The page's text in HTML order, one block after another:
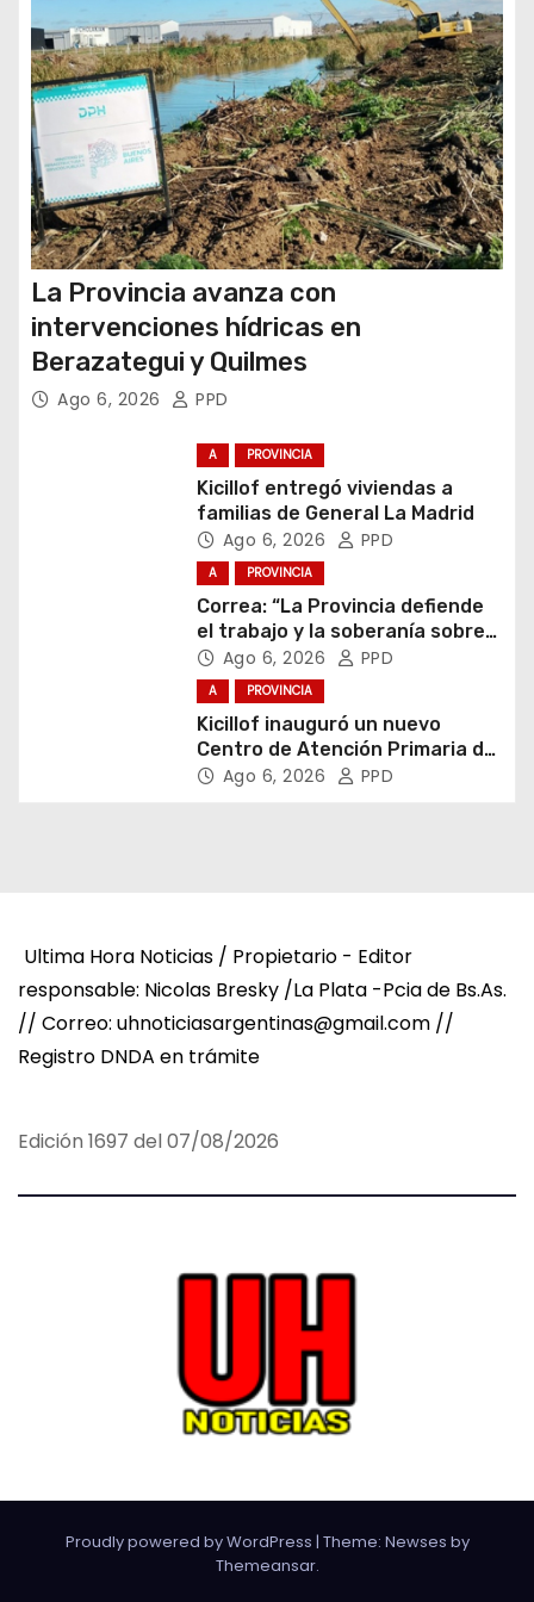
d
a
s
La Provincia avanza con
intervenciones hídricas en
Berazategui y Quilmes
Ago 6, 2026 PPD
A PROVINCIA
Kicillof entregó viviendas a
familias de General La Madrid
Ago 6, 2026 PPD
A PROVINCIA
Correa: “La Provincia defiende
el trabajo y la soberanía sobre
puertos y ríos”
Ago 6, 2026 PPD
A PROVINCIA
Kicillof inauguró un nuevo
Centro de Atención Primaria de
la Salud
Ago 6, 2026 PPD
Ultima Hora Noticias / Propietario - Editor
responsable: Nicolas Bresky /La Plata -Pcia de Bs.As.
// Correo: uhnoticiasargentinas@gmail.com //
Registro DNDA en trámite
Edición 1697 del 07/08/2026
Proudly powered by WordPress | Theme: Newses by
Themeansar.